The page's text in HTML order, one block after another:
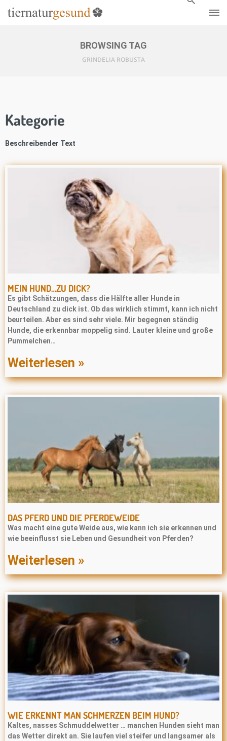
BROWSING TAG
GRINDELIA ROBUSTA
Kategorie
Beschreibender Text
MEIN HUND…ZU DICK?
Es gibt Schätzungen, dass die Hälfte aller Hunde in
Deutschland zu dick ist. Ob das wirklich stimmt, kann ich nicht
beurteilen. Aber es sind sehr viele. Mir begegnen ständig
Hunde, die erkennbar moppelig sind. Lauter kleine und große
Pummelchen…
Weiterlesen »
DAS PFERD UND DIE PFERDEWEIDE
Was macht eine gute Weide aus, wie kann ich sie erkennen und
wie beeinflusst sie Leben und Gesundheit von Pferden?
Weiterlesen »
WIE ERKENNT MAN SCHMERZEN BEIM HUND?
Kaltes, nasses Schmuddelwetter … manchen Hunden sieht man
das Wetter direkt an. Sie laufen viel steifer und langsamer als